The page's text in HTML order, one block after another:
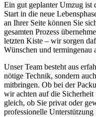
Ein gut geplanter Umzug ist
Start in die neue
an Ihrer Seite können Sie
gesamten Prozess
letzten Kiste – wir sorgen
Wünschen und termingenau
Unser Team besteht aus
nötige Technik, sondern
mitbringen. Ob bei der
wir achten auf die
gleich, ob Sie privat oder
professionelle